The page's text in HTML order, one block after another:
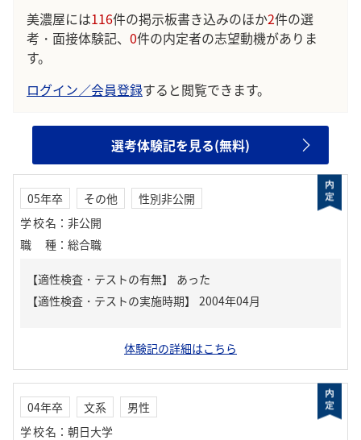
美濃屋には116件の掲示板書き込みのほか2件の選
考・面接体験記、 0件の内定者の志望動機がありま
す。
ログイン／会員登録すると閲覧できます。
選考体験記を見る(無料)
05年卒 その他
性別非公開
学校名 ： 非公開
職種 ： 総合職
【適性検査・テストの有無】 あった
体験記の詳細はこちら
04年卒 文系
男性
学校名 ： 朝日大学